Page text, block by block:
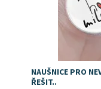
NAUŠNICE PRO
ŘEŠIT..